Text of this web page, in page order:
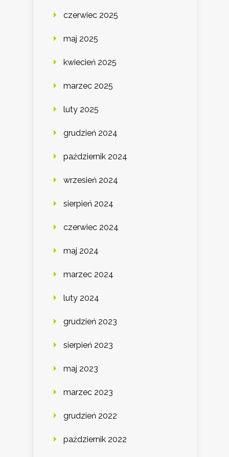
czerwiec 2025
maj 2025
kwiecień 2025
marzec 2025
luty 2025
grudzień 2024
październik 2024
wrzesień 2024
sierpień 2024
czerwiec 2024
maj 2024
marzec 2024
luty 2024
grudzień 2023
sierpień 2023
maj 2023
marzec 2023
grudzień 2022
październik 2022